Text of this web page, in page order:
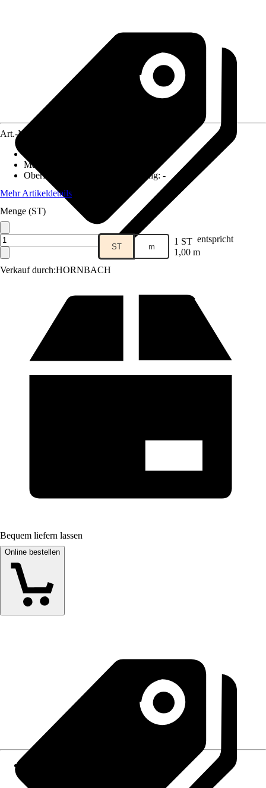
Verkauf durch:HORNBACH
Art.-Nr.
Materialspezifizierung
Oberfläche/Oberflächenbehandlung: -
Mehr Artikeldetails
Menge (ST)
ST m 1 ST entspricht
1,00 m
Bequem liefern lassen
Online bestellen